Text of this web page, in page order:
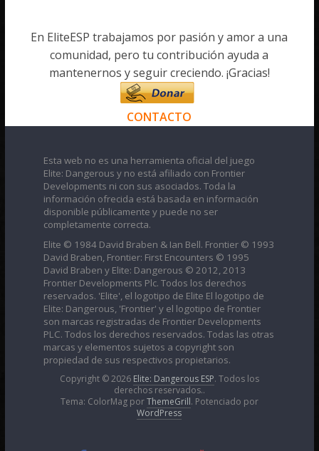
En EliteESP trabajamos por pasión y amor a una
comunidad, pero tu contribución ayuda a
mantenernos y seguir creciendo. ¡Gracias!
CONTACTO
Esta web no es una herramienta oficial del juego
Elite: Dangerous y no está afiliado con Frontier
Developments ni con sus asociados. Toda la
información ofrecida está basada en información
disponible públicamente y puede no ser
completamente correcta.
Elite © 1984 David Braben & Ian Bell. Frontier © 1993
David Braben, Frontier: First Encounters © 1995
David Braben y Elite: Dangerous © 2012, 2013
Frontier Developments Plc. Todos los derechos
reservados. 'Elite', el logotipo de Elite El logotipo de
Elite: Dangerous, 'Frontier' y el logotipo de Frontier
son marcas registradas de Frontier Developments
PLC. Todos los derechos reservados. Todas las otras
marcas y elementos sujetos a copyright son
propiedad de sus respectivos propietarios.
Copyright © 2026 Elite: Dangerous ESP . Todos los
derechos reservados..
Tema: ColorMag porThemeGrill . Potenciado por
WordPress